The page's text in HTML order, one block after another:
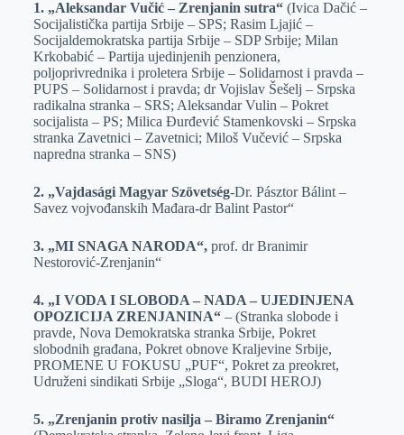
p
1. „Aleksandar Vučić – Zrenjanin sutra“ (Ivica Dačić –
Socijalistička partija Srbije – SPS; Rasim Ljajić –
Socijaldemokratska partija Srbije – SDP Srbije; Milan
Krkobabić – Partija ujedinjenih penzionera,
poljoprivrednika i proletera Srbije – Solidarnost i pravda –
PUPS – Solidarnost i pravda; dr Vojislav Šešelj – Srpska
radikalna stranka – SRS; Aleksandar Vulin – Pokret
socijalista – PS; Milica Đurđević Stamenkovski – Srpska
stranka Zavetnici – Zavetnici; Miloš Vučević – Srpska
napredna stranka – SNS)
2. „Vajdasági Magyar Szövetség-Dr. Pásztor Bálint –
Savez vojvođanskih Mađara-dr Balint Pastor“
3. „MI SNAGA NARODA“,prof. dr Branimir
Nestorović-Zrenjanin“
4. „I VODA I SLOBODA – NADA – UJEDINJENA
OPOZICIJA ZRENJANINA“– (Stranka slobode i
pravde, Nova Demokratska stranka Srbije, Pokret
slobodnih građana, Pokret obnove Kraljevine Srbije,
PROMENE U FOKUSU „PUF“, Pokret za preokret,
Udruženi sindikati Srbije „Sloga“, BUDI HEROJ)
5. „Zrenjanin protiv nasilja – Biramo Zrenjanin“